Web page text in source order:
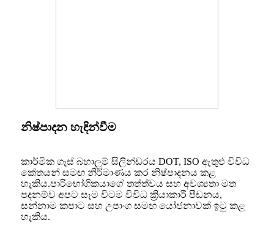
නිෂ්පාදන හැඳින්වීම
කාර්මික ගෑස් බහාලුම් සිලින්ඩරය DOT, ISO ඇතුළු විවිධ
කේතයන් සමඟ නිර්මාණය කර නිෂ්පාදනය කළ
හැකිය.පාරිභෝගිකයාගේ තත්ත්‍වය සහ අවශ්‍යතා මත
පදනම්ව අපට සෑම විටම විවිධ ක්‍රියාකාරී පීඩනය,
සන්නාම කපාට සහ උපාංග සමඟ යෝජනාවක් ඉටු කළ
හැකිය.